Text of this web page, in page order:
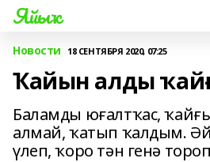
Яйыҡ
Новости 18 СЕНТЯБРЯ 2020, 07:25
Ҡайын алды
Баламды юғалтҡас,
алмай, ҡатып ҡалдым.
үлеп, ҡоро тән генә